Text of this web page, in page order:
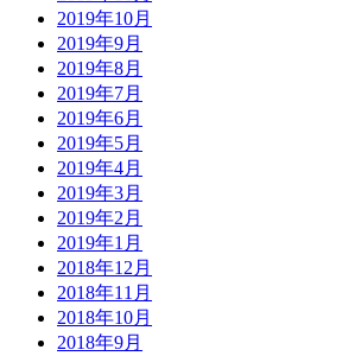
2019年10月
2019年9月
2019年8月
2019年7月
2019年6月
2019年5月
2019年4月
2019年3月
2019年2月
2019年1月
2018年12月
2018年11月
2018年10月
2018年9月